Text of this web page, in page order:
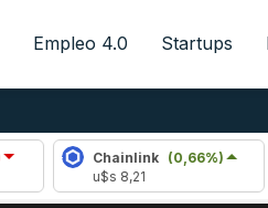
Empleo 4.0 Startups
Chainlink
(0,66%)